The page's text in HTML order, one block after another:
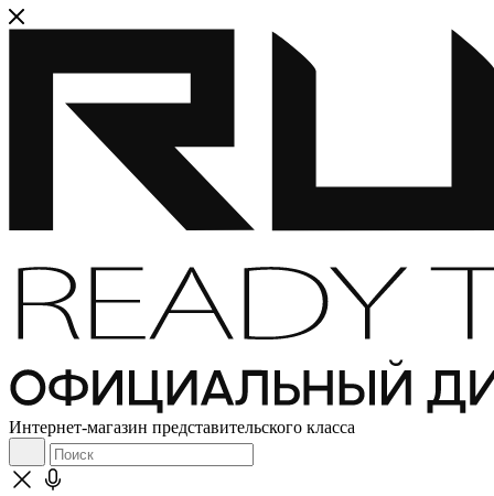
Интернет-магазин представительского класса